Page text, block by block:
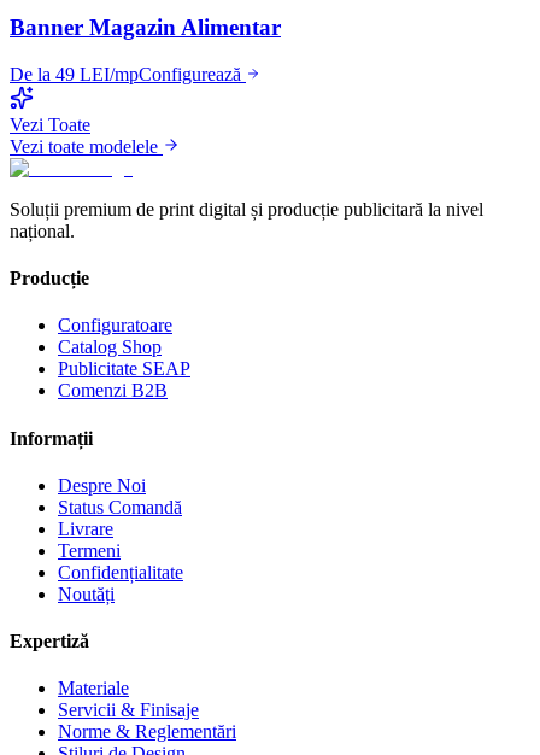
Banner Magazin Alimentar
De la 49 LEI/mpConfigurează
Vezi Toate
Vezi toate modelele
Soluții premium de print digital și producție publicitară la nivel
național.
Producție
Configuratoare
Catalog Shop
Publicitate SEAP
Comenzi B2B
Informații
Despre Noi
Status Comandă
Livrare
Termeni
Confidențialitate
Noutăți
Expertiză
Materiale
Servicii & Finisaje
Norme & Reglementări